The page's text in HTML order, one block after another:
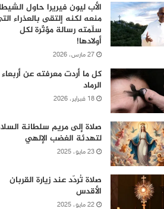
الأب ليون فيريرا حاول
منعه لكنه إلتقى بالعذراء
سلّمته رسالة مؤثّرة لكل
أولادها!
27 مارس، 2026
كل ما أردت معرفته عن أربعاء
الرماد
18 فبراير، 2026
صلاة إلى مريم سلطانة
لتهدئة الغضب الإلهي
23 مايو، 2025
صلاة تُردّد عند زيارة القربان
الأقدس
22 مايو، 2025